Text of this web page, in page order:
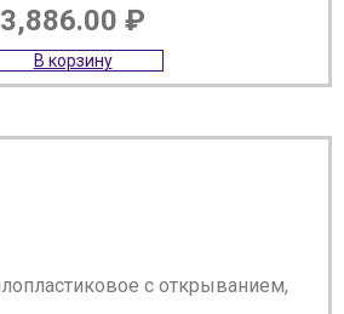
3,886.00 ₽
В корзину